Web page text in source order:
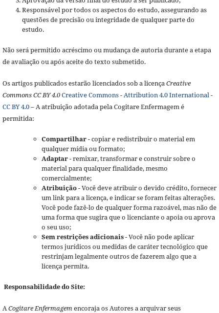
Responsável por todos os aspectos do estudo, assegurando as
questões de precisão ou integridade de qualquer parte do
estudo.
Não será permitido acréscimo ou mudança de autoria durante a etapa
de avaliação ou após aceite do texto submetido.
Os artigos publicados estarão licenciados sob a licençaCreative
Commons CC BY 4.0Creative Commons - Attribution 4.0 International -
CC BY 4.0– A atribuição adotada pela Cogitare Enfermagem é
permitida:
Compartilhar- copiar e redistribuir o material em
qualquer mídia ou formato;
Adaptar- remixar, transformar e construir sobre o
material para qualquer finalidade, mesmo
comercialmente;
Atribuição- Você deve atribuir o devido crédito, fornecer
um link para a licença, e indicar se foram feitas alterações.
Você pode fazê-lo de qualquer forma razoável, mas não de
uma forma que sugira que o licenciante o apoia ou aprova
o seu uso;
Sem restrições adicionais- Você não pode aplicar
termos jurídicos ou medidas de caráter tecnológico que
restrinjam legalmente outros de fazerem algo que a
licença permita.
Responsabilidade do Site:
ACogitare Enfermagemencoraja os Autores a arquivar seus